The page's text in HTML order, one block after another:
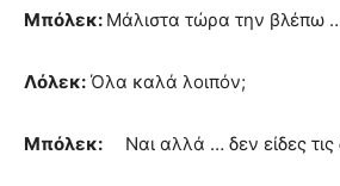
Μπόλεκ: Μάλιστα τώρα την βλέπω
Λόλεκ: Όλα καλά λοιπόν;
Μπόλεκ: Ναι αλλά … δεν είδες τις